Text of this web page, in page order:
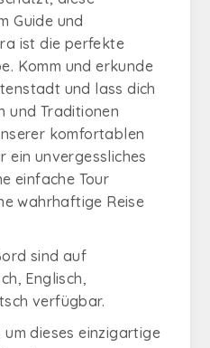
Guide und
ist die perfekte
Komm und erkunde
und lass dich
und Traditionen
komfortablen
ein unvergessliches
einfache Tour
wahrhaftige Reise
sind auf
Englisch,
verfügbar.
dieses einzigartige